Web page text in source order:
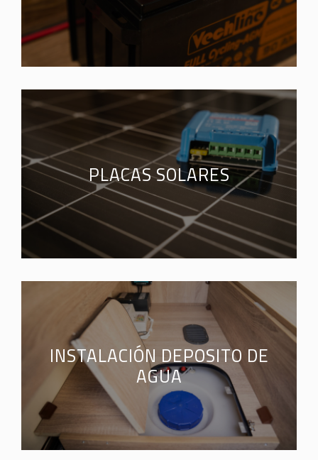
PLACAS SOLARES
INSTALACIÓN DEPOSITO DE
AGUA